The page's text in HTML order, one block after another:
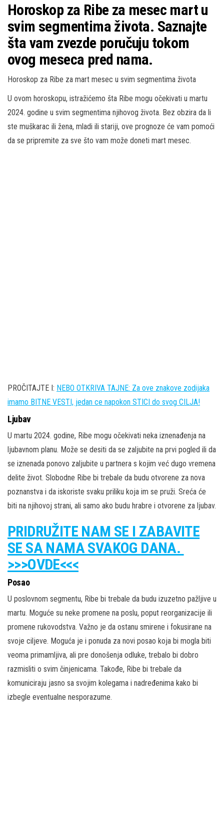
Horoskop za Ribe za mesec mart u
svim segmentima života. Saznajte
šta vam zvezde poručuju tokom
ovog meseca pred nama.
Horoskop za Ribe za mart mesec u svim segmentima života
U ovom horoskopu, istražićemo šta Ribe mogu očekivati u martu
2024. godine u svim segmentima njihovog života. Bez obzira da li
ste muškarac ili žena, mladi ili stariji, ove prognoze će vam pomoći
da se pripremite za sve što vam može doneti mart mesec.
PROČITAJTE I: NEBO OTKRIVA TAJNE: Za ove znakove zodijaka
imamo BITNE VESTI, jedan ce napokon STICI do svog CILJA!
Ljubav
U martu 2024. godine, Ribe mogu očekivati neka iznenađenja na
ljubavnom planu. Može se desiti da se zaljubite na prvi pogled ili da
se iznenada ponovo zaljubite u partnera s kojim već dugo vremena
delite život. Slobodne Ribe bi trebale da budu otvorene za nova
poznanstva i da iskoriste svaku priliku koja im se pruži. Sreća će
biti na njihovoj strani, ali samo ako budu hrabre i otvorene za ljubav.
PRIDRUŽITE NAM SE I ZABAVITE
SE SA NAMA SVAKOG DANA.
>>>OVDE<<<
Posao
U poslovnom segmentu, Ribe bi trebale da budu izuzetno pažljive u
martu. Moguće su neke promene na poslu, poput reorganizacije ili
promene rukovodstva. Važno je da ostanu smirene i fokusirane na
svoje ciljeve. Moguća je i ponuda za novi posao koja bi mogla biti
veoma primamljiva, ali pre donošenja odluke, trebalo bi dobro
razmisliti o svim činjenicama. Takođe, Ribe bi trebale da
komuniciraju jasno sa svojim kolegama i nadređenima kako bi
izbegle eventualne nesporazume.